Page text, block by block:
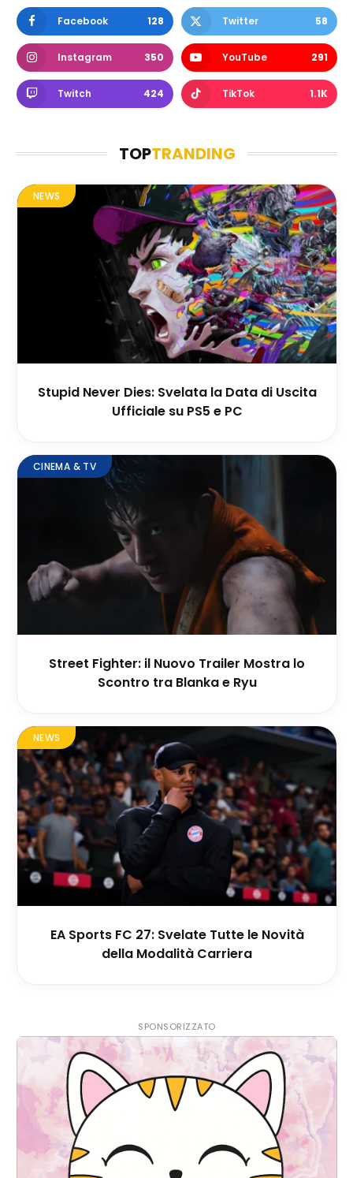
Facebook 128 Twitter 58
Instagram 350 YouTube 291
Twitch 424 TikTok 1.1K
TOPTRANDING
NEWS
Stupid Never Dies: Svelata la Data di Uscita
Ufficiale su PS5 e PC
CINEMA & TV
Street Fighter: il Nuovo Trailer Mostra lo
Scontro tra Blanka e Ryu
NEWS
EA Sports FC 27: Svelate Tutte le Novità
della Modalità Carriera
SPONSORIZZATO